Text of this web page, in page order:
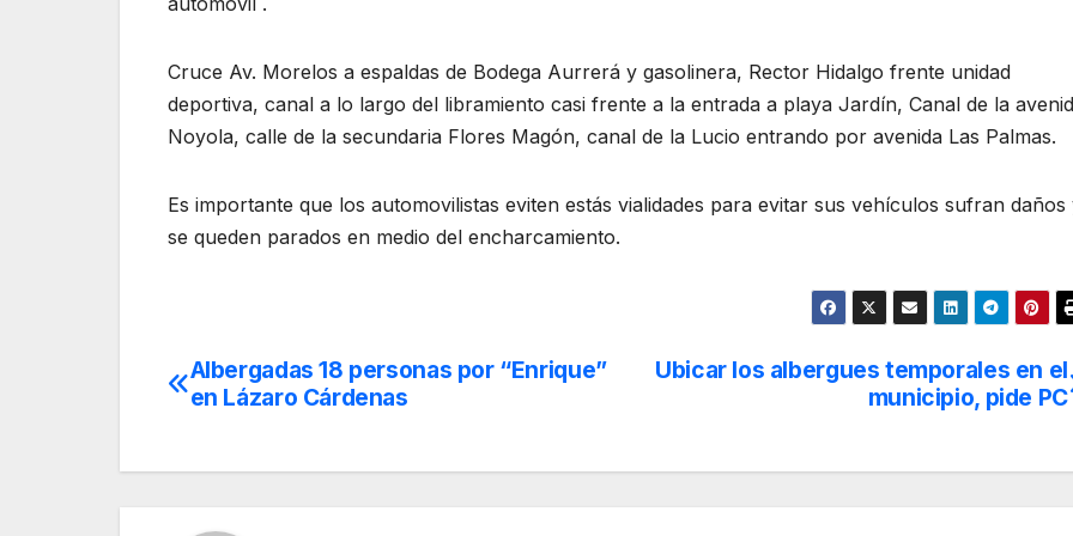
Cruce Av. Morelos a espaldas de Bodega Aurrerá y gasolinera, Rector Hidalgo frente unidad
deportiva, canal a lo largo del libramiento casi frente a la entrada a playa Jardín, Canal de la
Noyola, calle de la secundaria Flores Magón, canal de la Lucio entrando por avenida Las Palmas.
Es importante que los automovilistas eviten estás vialidades para evitar sus vehículos sufran daños
se queden parados en medio del encharcamiento.
Navegación
entradas
Ubicar los albergues temporales en el
municipio, pide PC
Albergadas 18 personas por “Enrique”
en Lázaro Cárdenas